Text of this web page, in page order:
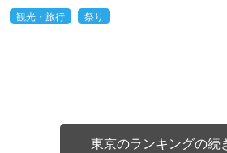
観光・旅行
祭り
東京のランキングの続